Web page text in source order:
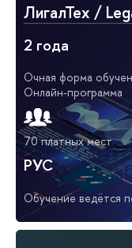
ЛигалТех /
2 года
Очная форма
Онлайн-программа
70 платных мест
РУС
Обучение ведётся